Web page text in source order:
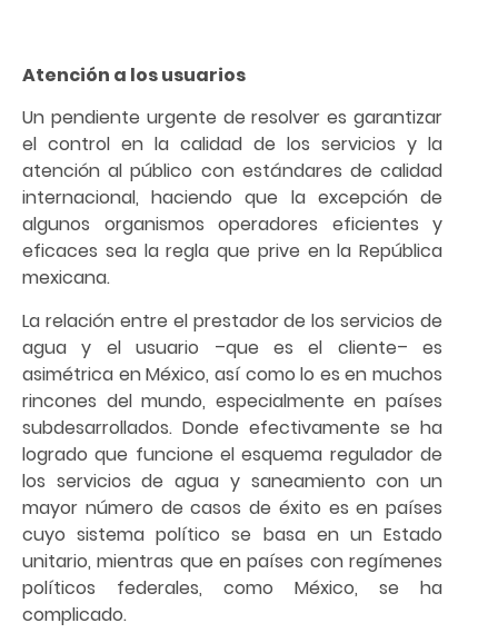
Atención a los usuarios
Un pendiente urgente de resolver es garantizar
el control en la calidad de los servicios y la
atención al público con estándares de calidad
internacional, haciendo que la excepción de
algunos organismos operadores eficientes y
eficaces sea la regla que prive en la República
mexicana.
La relación entre el prestador de los servicios de
agua y el usuario –que es el cliente– es
asimétrica en México, así como lo es en muchos
rincones del mundo, especialmente en países
subdesarrollados. Donde efectivamente se ha
logrado que funcione el esquema regulador de
los servicios de agua y saneamiento con un
mayor número de casos de éxito es en países
cuyo sistema político se basa en un Estado
unitario, mientras que en países con regímenes
políticos federales, como México, se ha
complicado.